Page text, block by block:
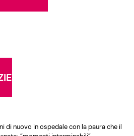
di nuovo in ospedale con la paura che il